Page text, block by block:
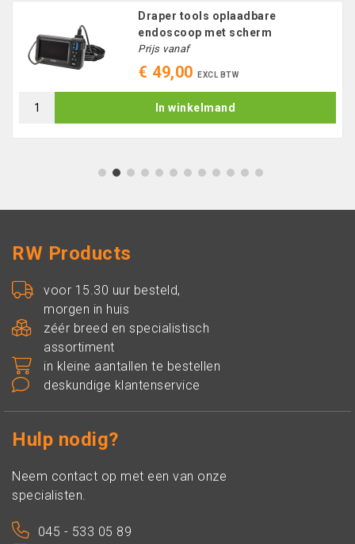
Draper tools oplaadbare
endoscoop met scherm
Prijs vanaf
€ 49,00 EXCL BTW
In winkelmand
1 2 3 4 5 6 7 8 9 10 11 12
RW Products
voor 15.30 uur besteld,
morgen in huis
zéér breed en specialistisch
assortiment
in kleine aantallen te bestellen
deskundige klantenservice
Hulp nodig?
Neem contact op met een van onze
specialisten.
045 - 533 05 89